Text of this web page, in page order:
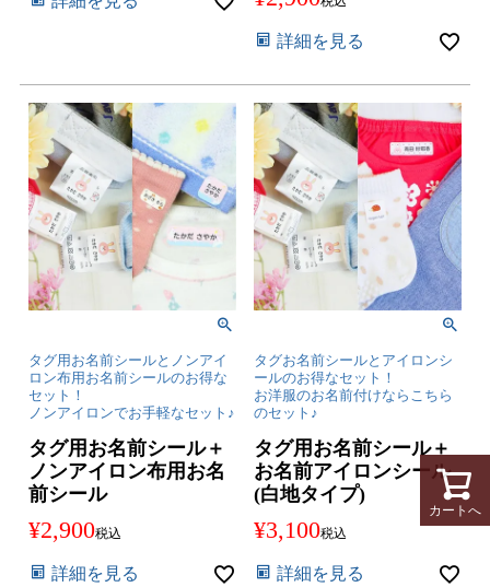
詳細を見る
タグ用お名前シールとノンアイ
ロン布用お名前シールのお得な
セット！
ノンアイロンでお手軽なセット♪
タグ用お名前シール＋
ノンアイロン布用お名
前シール
¥2,900税込
詳細を見る
タグお名前シールとアイロンシ
ールのお得なセット！
お洋服のお名前付けならこちら
のセット♪
タグ用お名前シール＋
お名前アイロンシール
(白地タイプ)
¥3,100税込
詳細を見る
カートへ